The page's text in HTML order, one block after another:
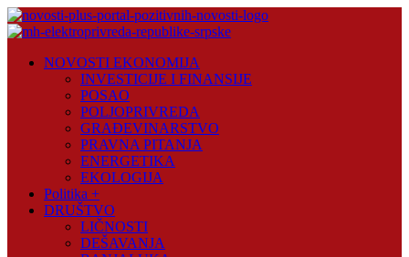
Skip
to
Plus
NOVOSTI EKONOMIJA
INVESTICIJE I FINANSIJE
POSAO
POLJOPRIVREDA
GRAĐEVINARSTVO
PRAVNA PITANJA
ENERGETIKA
EKOLOGIJA
Politika +
DRUŠTVO
LIČNOSTI
DEŠAVANJA